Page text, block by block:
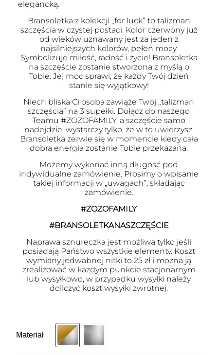
elegancką.
Bransoletka z kolekcji „for luck” to talizman
szczęścia w czystej postaci. Kolor czerwony już
od wieków uznawany jest za jeden z
najsilniejszych kolorów, pełen mocy.
Symbolizuje miłość, radość i życie! Bransoletka
na szczęście zostanie stworzona z myślą o
Tobie. Jej moc sprawi, że każdy Twój dzień
stanie się wyjątkowy!
Niech bliska Ci osoba zawiąże Twój „talizman
szczęścia” na 3 supełki. Dołącz do naszego
Teamu #ZOZOFAMILY, a szczęście samo
nadejdzie, wystarczy tylko, że w to uwierzysz.
Bransoletka zerwie się w momencie kiedy cała
dobra energia zostanie Tobie przekazana.
Możemy wykonać inną długość pod
indywidualne zamówienie. Prosimy o wpisanie
takiej informacji w „uwagach”, składając
zamówienie.
#ZOZOFAMILY
#BRANSOLETKANASZCZĘŚCIE
Naprawa sznureczka jest możliwa tylko jeśli
posiadają Państwo wszystkie elementy. Koszt
wymiany jedwabnej nitki to 25 zł i można ją
zrealizować w każdym punkcie stacjonarnym
lub wysyłkowo, w przypadku wysyłki należy
doliczyć koszt wysyłki zwrotnej.
Materiał